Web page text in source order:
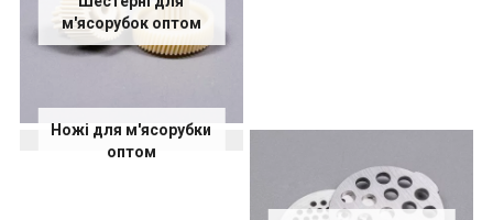
м'ясорубок оптом
Ножі для м'ясорубки
оптом